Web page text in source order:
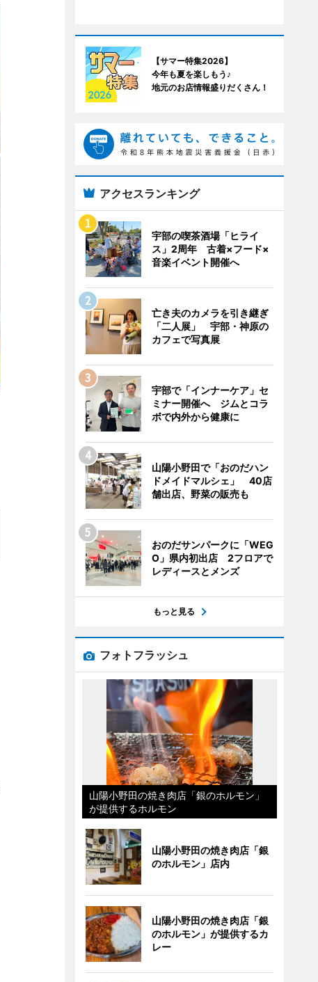
【サマー特集2026】
今年も夏を楽しもう♪
地元のお店情報盛りだくさん！
アクセスランキング
宇部の喫茶酒場「ヒライ
ス」2周年 古着×フード×
音楽イベント開催へ
亡き夫のカメラを引き継ぎ
「二人展」 宇部・神原の
カフェで写真展
宇部で「インナーケア」セ
ミナー開催へ ジムとコラ
ボで内外から健康に
山陽小野田で「おのだハン
ドメイドマルシェ」 40店
舗出店、野菜の販売も
おのだサンパークに「WEG
O」県内初出店 2フロアで
レディースとメンズ
もっと見る
フォトフラッシュ
山陽小野田の焼き肉店「銀のホルモン」
が提供するホルモン
山陽小野田の焼き肉店「銀
のホルモン」店内
山陽小野田の焼き肉店「銀
のホルモン」が提供するカ
レー